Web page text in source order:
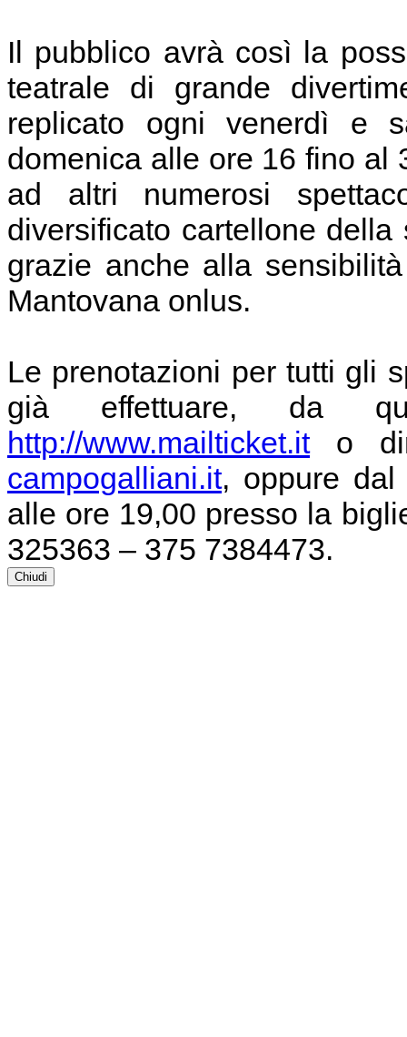
Il pubblico avrà così la
teatrale di grande
replicato ogni venerdì e
domenica alle ore 16 fino al
ad altri numerosi
diversificato cartellone
grazie anche alla
Mantovana onlus.
Le prenotazioni per tutti gli
già effettuare, da
http://www.mailticket.ito
campogalliani.it, oppure
alle ore 19,00 presso la
325363 – 375 7384473.
Chiudi